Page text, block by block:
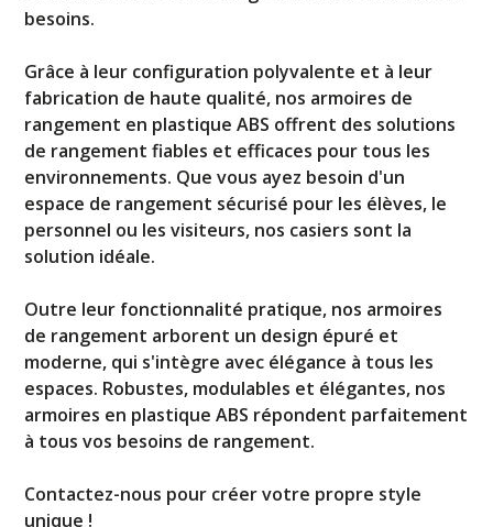
besoins.
Grâce à leur configuration polyvalente et à leur
fabrication de haute qualité, nos armoires de
rangement en plastique ABS offrent des solutions
de rangement fiables et efficaces pour tous les
environnements. Que vous ayez besoin d'un
espace de rangement sécurisé pour les élèves, le
personnel ou les visiteurs, nos casiers sont la
solution idéale.
Outre leur fonctionnalité pratique, nos armoires
de rangement arborent un design épuré et
moderne, qui s'intègre avec élégance à tous les
espaces. Robustes, modulables et élégantes, nos
armoires en plastique ABS répondent parfaitement
à tous vos besoins de rangement.
Contactez-nous pour créer votre propre style
unique !